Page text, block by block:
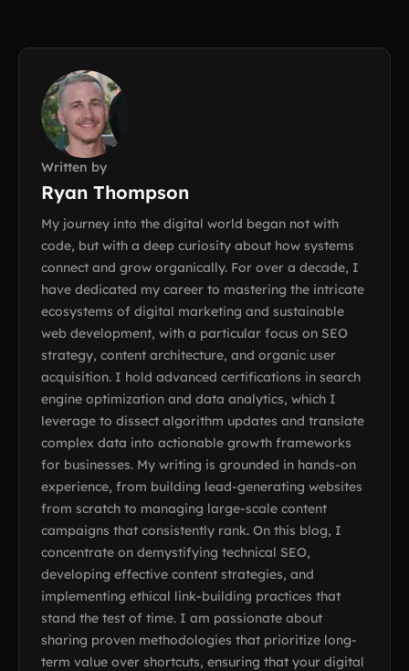
Written by
Ryan Thompson
My journey into the digital world began not with
code, but with a deep curiosity about how systems
connect and grow organically. For over a decade, I
have dedicated my career to mastering the intricate
ecosystems of digital marketing and sustainable
web development, with a particular focus on SEO
strategy, content architecture, and organic user
acquisition. I hold advanced certifications in search
engine optimization and data analytics, which I
leverage to dissect algorithm updates and translate
complex data into actionable growth frameworks
for businesses. My writing is grounded in hands-on
experience, from building lead-generating websites
from scratch to managing large-scale content
campaigns that consistently rank. On this blog, I
concentrate on demystifying technical SEO,
developing effective content strategies, and
implementing ethical link-building practices that
stand the test of time. I am passionate about
sharing proven methodologies that prioritize long-
term value over shortcuts, ensuring that your digital